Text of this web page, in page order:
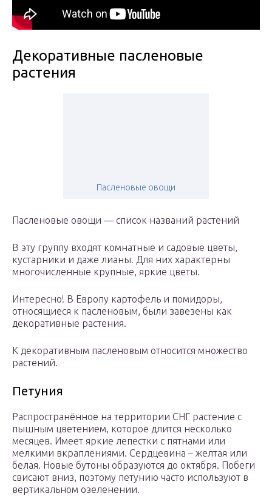
Декоративные пасленовые
растения
Пасленовые овощи
Пасленовые овощи — список названий растений
В эту группу входят комнатные и садовые цветы,
кустарники и даже лианы. Для них характерны
многочисленные крупные, яркие цветы.
Интересно! В Европу картофель и помидоры,
относящиеся к пасленовым, были завезены как
декоративные растения.
К декоративным пасленовым относится множество
растений.
Петуния
Распространённое на территории СНГ растение с
пышным цветением, которое длится несколько
месяцев. Имеет яркие лепестки с пятнами или
мелкими вкраплениями. Сердцевина – желтая или
белая. Новые бутоны образуются до октября. Побеги
свисают вниз, поэтому петунию часто используют в
вертикальном озеленении.